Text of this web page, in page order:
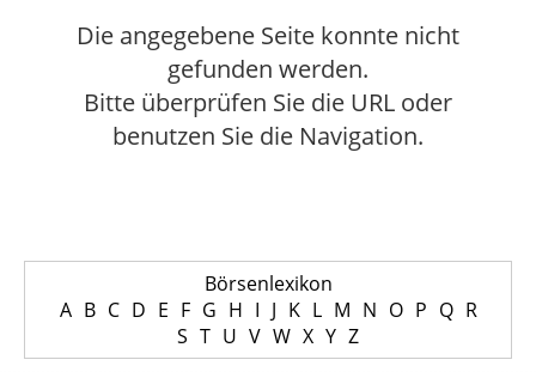
Die angegebene Seite konnte nicht
gefunden werden.
Bitte überprüfen Sie die URL oder
benutzen Sie die Navigation.
Börsenlexikon
A B C D E F G H I J K L M N O P Q R
S T U V W X Y Z